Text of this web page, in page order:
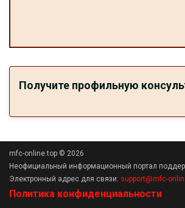
Получите профильную
mfc-online.top © 2026
Неофициальный информационный портал
Электронный адрес для связи: support@mfc-
Политика конфиденциальности